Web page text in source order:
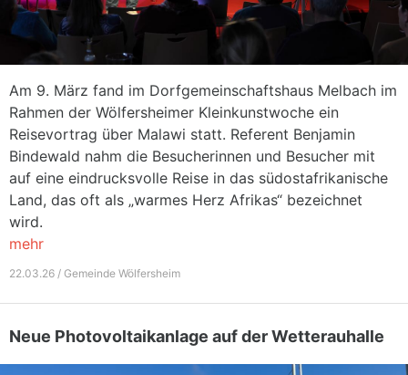
Am 9. März fand im Dorfgemeinschaftshaus Melbach im
Rahmen der Wölfersheimer Kleinkunstwoche ein
Reisevortrag über Malawi statt. Referent Benjamin
Bindewald nahm die Besucherinnen und Besucher mit
auf eine eindrucksvolle Reise in das südostafrikanische
Land, das oft als „warmes Herz Afrikas“ bezeichnet
wird.
mehr
22.03.26 / Gemeinde Wölfersheim
Neue Photovoltaikanlage auf der Wetterauhalle